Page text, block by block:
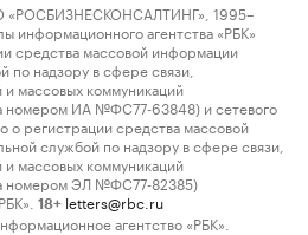
1995–
информационного агентства «РБК»
средства массовой информации
по надзору в сфере связи,
массовых коммуникаций
номером ИА №ФС77-63848) и сетевого
о регистрации средства массовой
службой по надзору в сфере связи,
массовых коммуникаций
номером ЭЛ №ФС77-82385)
18+ letters@rbc.ru
агентство «РБК».